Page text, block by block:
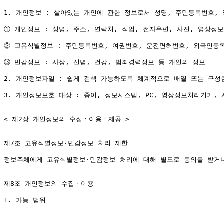
1. 개인정보 : 살아있는 개인에 관한 정보로서 성명, 주민등록번호,
① 개인정보 : 성명, 주소, 연락처, 직업, 전자우편, 사진, 영상정보
② 고유식별정보 : 주민등록번호, 여권번호, 운전면허번호, 외국인등
③ 민감정보 : 사상, 신념, 건강, 범죄경력정보 등 개인의 정보
2. 개인정보파일 : 쉽게 검색 가능하도록 체계적으로 배열 또는 구성
3. 개인정보보호 대상 : 종이, 정보시스템, PC, 영상정보처리기기,
< 제2장 개인정보의 수집ㆍ이용ㆍ제공 >
제7조 고유식별정보·민감정보 처리 제한
정보주체에게 고유식별정보·민감정보 처리에 대해 별도로 동의를 받
제8조 개인정보의 수집ㆍ이용
1. 가능 범위